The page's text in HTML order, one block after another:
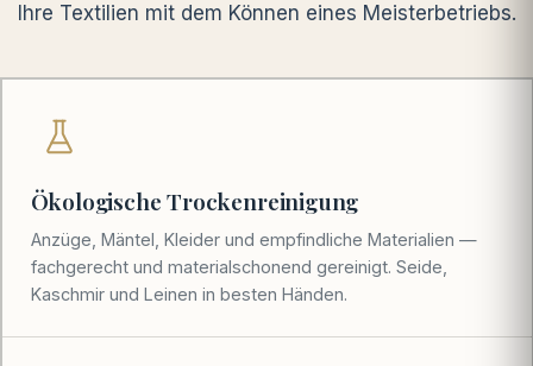
Ihre Textilien mit dem Können eines Meisterbetriebs.
Ökologische Trockenreinigung
Anzüge, Mäntel, Kleider und empfindliche Materialien —
fachgerecht und materialschonend gereinigt. Seide,
Kaschmir und Leinen in besten Händen.